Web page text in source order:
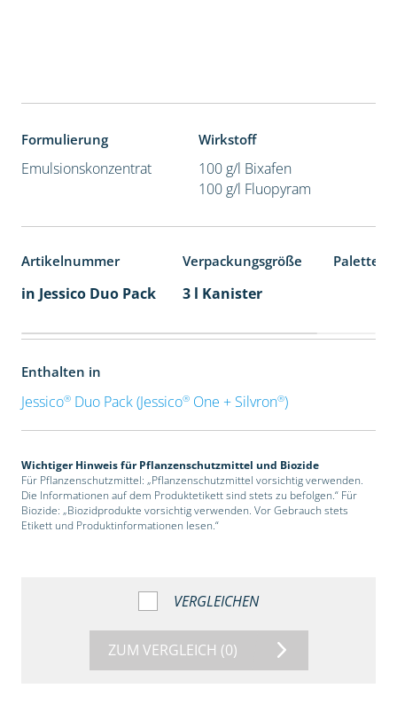
Formulierung
Emulsionskonzentrat
Wirkstoff
100 g/l Bixafen
100 g/l Fluopyram
Artikelnummer Verpackungsgröße
in Jessico Duo Pack 3 l Kanister
Enthalten in
Jessico®Duo Pack (Jessico®One + Silvron®)
Wichtiger Hinweis für Pflanzenschutzmittel und Biozide
Für Pflanzenschutzmittel: „Pflanzenschutzmittel vorsichtig verwenden.
Die Informationen auf dem Produktetikett sind stets zu befolgen.“ Für
Biozide: „Biozidprodukte vorsichtig verwenden. Vor Gebrauch stets
Etikett und Produktinformationen lesen.“
VERGLEICHEN
ZUM VERGLEICH (0)